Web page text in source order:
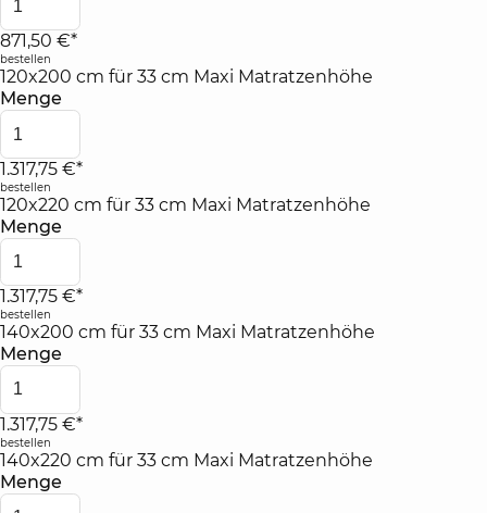
871,50 €*
bestellen
120x200 cm für 33 cm Maxi Matratzenhöhe
Menge
1.317,75 €*
bestellen
120x220 cm für 33 cm Maxi Matratzenhöhe
Menge
1.317,75 €*
bestellen
140x200 cm für 33 cm Maxi Matratzenhöhe
Menge
1.317,75 €*
bestellen
140x220 cm für 33 cm Maxi Matratzenhöhe
Menge